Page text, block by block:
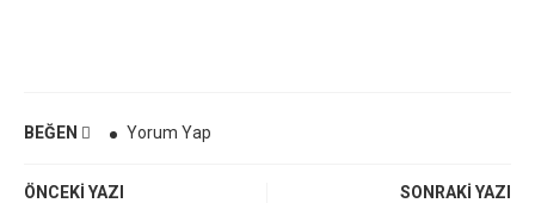
BEĞEN Yorum Yap
ÖNCEKI YAZI
SONRAKI YAZI